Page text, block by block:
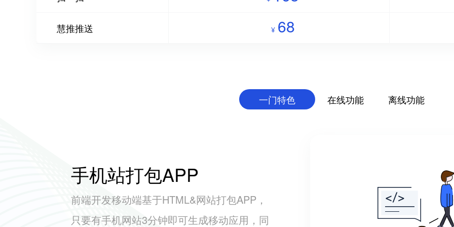
慧推推送 ¥ 68
一门特色 在线功能 离线功能
手机站打包APP
前端开发移动端基于HTML&网站打包APP，
只要有手机网站3分钟即可生成移动应用，同